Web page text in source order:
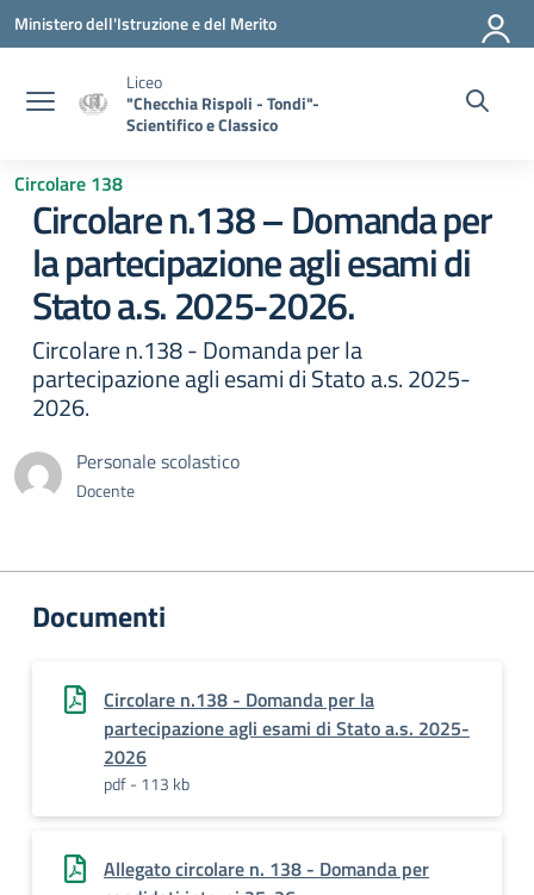
Vai ai contenuti
Vai al menu di navigazione
Vai al footer
Ministero dell'Istruzione e del Merito
Liceo
"Checchia Rispoli - Tondi"-
Scientifico e Classico
Circolare 138
Circolare n.138 – Domanda per
la partecipazione agli esami di
Stato a.s. 2025-2026.
Circolare n.138 - Domanda per la
partecipazione agli esami di Stato a.s. 2025-
2026.
Personale scolastico
Docente
Documenti
Circolare n.138 - Domanda per la
partecipazione agli esami di Stato a.s. 2025-
2026
pdf - 113 kb
Allegato circolare n. 138 - Domanda per